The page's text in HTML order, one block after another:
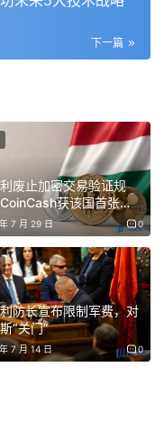
情况下就开始实施，
律环境仍然不明朗。
代币兑换成法币，还
验证者”审核，并出具
被视为法律上无效，
可以获得豁免，但目前
令令合规路径陷
下一篇
废止加密交易验证规
获该国首张
牌照
7 月 29 日 0
防长宣布限制军费，对
“关门”
7 月 14 日 0